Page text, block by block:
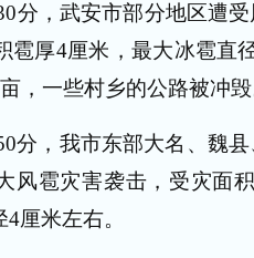
分，武安市部分地区遭受
雹厚4厘米，最大冰雹直
，一些村乡的公路被冲毁
分，我市东部大名、魏
风雹灾害袭击，受灾面
4厘米左右。